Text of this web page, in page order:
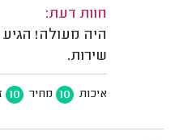
חוות דעת:
היה מעולה! הגיע
שירות.
איכות 10 מחיר 10